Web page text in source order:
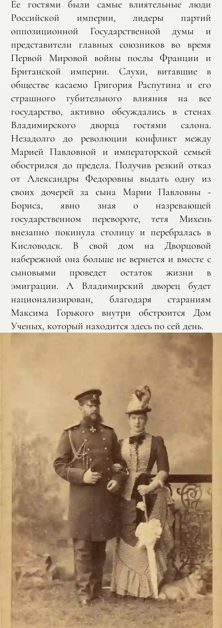
Ее гостями были самые влиятельные люди
Российской империи, лидеры партий
оппозиционной Государственной думы и
представители главных союзников во время
Первой Мировой войны послы Франции и
Британской империи. Слухи, витавшие в
обществе касаемо Григория Распутина и его
страшного губительного влияния на все
государство, активно обсуждались в стенах
Владимирского дворца гостями салона.
Незадолго до революции конфликт между
Марией Павловной и императорской семьей
обострился до предела. Получив резкий отказ
от Александры Федоровны выдать одну из
своих дочерей за сына Марии Павловны -
Бориса, явно зная о назревающей
государственном перевороте, тетя Михень
внезапно покинула столицу и перебралась в
Кисловодск. В свой дом на Дворцовой
набережной она больше не вернется и вместе с
сыновьями проведет остаток жизни в
эмиграции. А Владимирский дворец будет
национализирован, благодаря стараниям
Максима Горького внутри обстроится Дом
Ученых, который находится здесь по сей день.